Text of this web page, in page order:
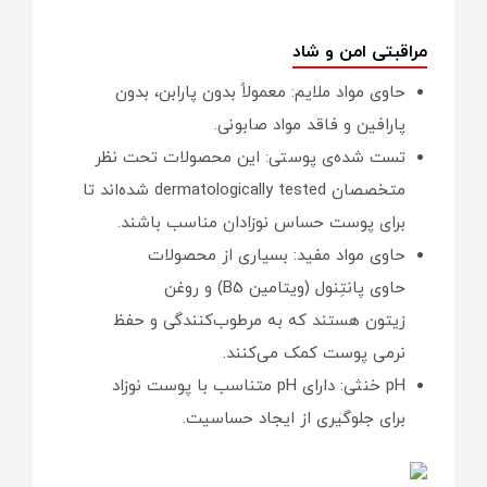
مراقبتی امن و شاد
حاوی مواد ملایم: معمولاً بدون پارابن، بدون
پارافین و فاقد مواد صابونی.
تست شده‌ی پوستی: این محصولات تحت نظر
متخصصان dermatologically tested شده‌اند تا
برای پوست حساس نوزادان مناسب باشند.
حاوی مواد مفید: بسیاری از محصولات
حاوی پانتِنول (ویتامین B5) و روغن
زیتون هستند که به مرطوب‌کنندگی و حفظ
نرمی پوست کمک می‌کنند.
pH خنثی: دارای pH متناسب با پوست نوزاد
برای جلوگیری از ایجاد حساسیت.